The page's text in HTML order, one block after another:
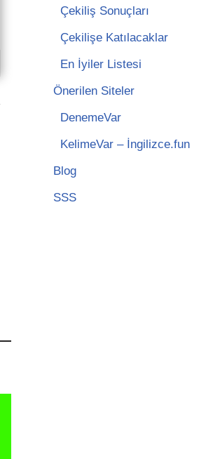
Çekiliş Sonuçları
Çekilişe Katılacaklar
En İyiler Listesi
Önerilen Siteler
DenemeVar
KelimeVar – İngilizce.fun
Blog
SSS